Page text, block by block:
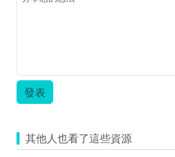
發表
其他人也看了這些資源